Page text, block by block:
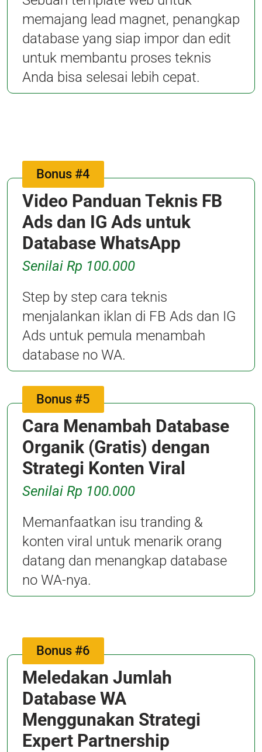
memajang lead magnet, penangkap
database yang siap impor dan edit
untuk membantu proses teknis
Anda bisa selesai lebih cepat.
Bonus #4
Video Panduan Teknis FB
Ads dan IG Ads untuk
Database WhatsApp
Senilai Rp 100.000
Step by step cara teknis
menjalankan iklan di FB Ads dan IG
Ads untuk pemula menambah
database no WA.
Bonus #5
Cara Menambah Database
Organik (Gratis) dengan
Strategi Konten Viral
Senilai Rp 100.000
Memanfaatkan isu tranding &
konten viral untuk menarik orang
datang dan menangkap database
no WA-nya.
Bonus #6
Meledakan Jumlah
Database WA
Menggunakan Strategi
Expert Partnership